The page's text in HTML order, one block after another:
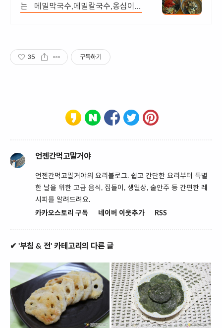
는 메밀막국수,메밀칼국수,옹심이들
35 구독하기
언젠간먹고말거야
언젠간먹고말거야의 요리블로그. 쉽고 간단한 요리부터 특별
한 날을 위한 고급 음식, 집들이, 생일상, 술안주 등 간편한 레
시피를 알려드려요.
카카오스토리 구독
네이버 이웃추가 RSS
✔ '부침 & 전' 카테고리의 다른 글